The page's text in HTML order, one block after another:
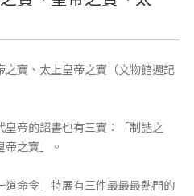
寶、太上皇帝之寶（文物館週記
帝的詔書也有三寶：「制誥之
之寶」。
命令」特展有三件最最最熱門的